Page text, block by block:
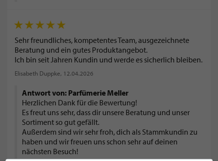
Sehr freundliches, kompetentes Team, ausgezeichnete
Beratung und ein gutes Produktangebot.
Ich bin seit Jahren Kundin und werde es sicherlich bleiben.
Elisabeth Duppke, 12.04.2026
Antwort von: Parfümerie Meller
Herzlichen Dank für die Bewertung!
Es freut uns sehr, dass dir unsere Beratung und unser
Sortiment so gut gefällt.
Außerdem sind wir sehr froh, dich als Stammkundin zu
haben und wir freuen uns schon sehr auf deinen
nächsten Besuch!